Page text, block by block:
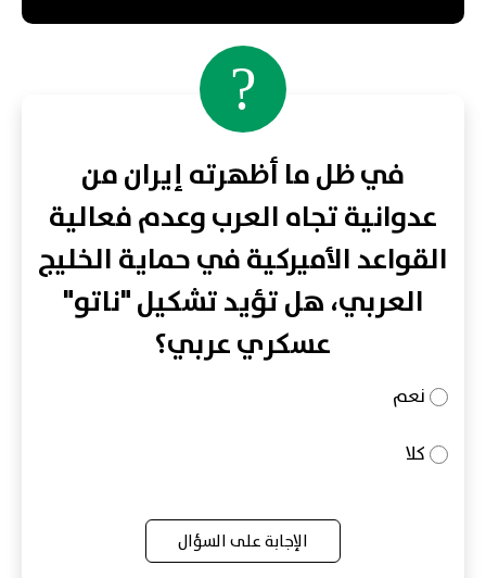
?
في ظل ما أظهرته إيران من
عدوانية تجاه العرب وعدم فعالية
القواعد الأميركية في حماية الخليج
العربي، هل تؤيد تشكيل "ناتو"
عسكري عربي؟
نعم
كلا
الإجابة على السؤال